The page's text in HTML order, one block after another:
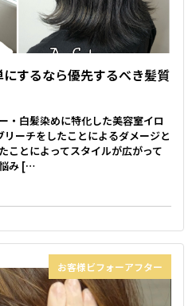
するなら優先するべき髪質
・白髪染めに特化した美容室イロ
ーチをしたことによるダメージと
ことによってスタイルが広がって
み […
お客様ビフォーアフター